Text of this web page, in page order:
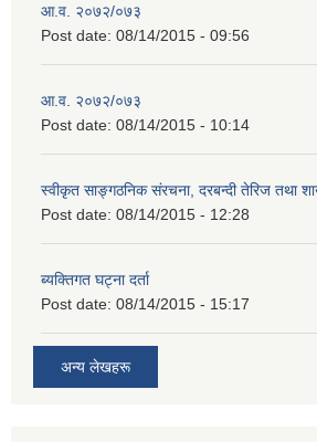
आ.व. २०७२/०७३
Post date: 08/14/2015 - 09:56
आ.व. २०७२/०७३
Post date: 08/14/2015 - 10:14
स्वीकृत साङ्गठनिक संरचना, दरबन्दी तेरिज तथा
Post date: 08/14/2015 - 12:28
ब्यक्तिगत घट्ना दर्ता
Post date: 08/14/2015 - 15:17
अन्य लेखहरू